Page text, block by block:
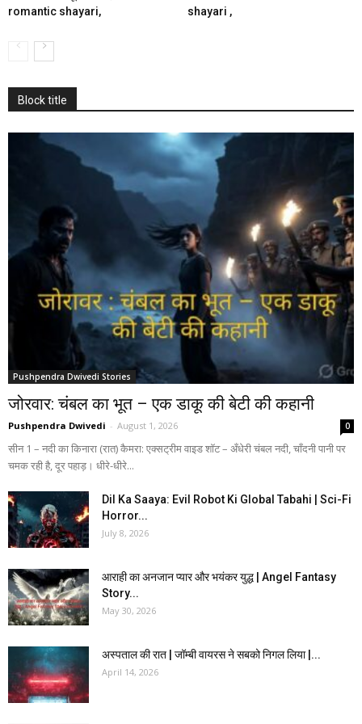
romantic shayari,
shayari ,
Block title
Pushpendra Dwivedi Stories
जोरवार: चंबल का भूत – एक डाकू की बेटी की कहानी
Pushpendra Dwivedi - August 1, 2026 0
सीन 1 – नदी का किनारा (रात) कैमरा: एक्सट्रीम वाइड शॉट – अँधेरी चंबल नदी, चाँदनी पानी पर
चमक रही है, दूर पहाड़। धीरे-धीरे...
Dil Ka Saaya: Evil Robot Ki Global Tabahi | Sci-Fi
Horror...
July 8, 2026
आराही का अनजान प्यार और भयंकर युद्ध | Angel Fantasy
Story...
May 30, 2026
अस्पताल की रात | जॉम्बी वायरस ने सबको निगल लिया |...
April 14, 2026